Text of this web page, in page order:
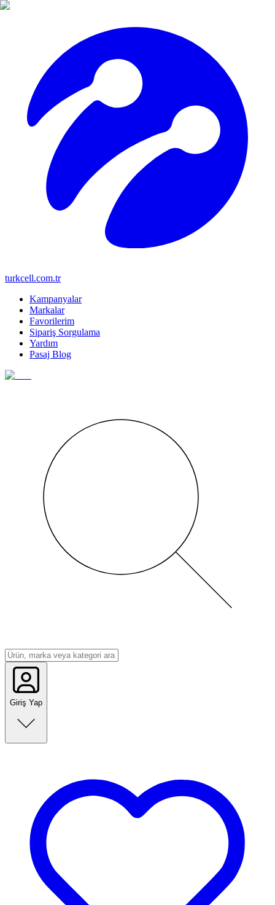
turkcell.com.tr
Kampanyalar
Markalar
Favorilerim
Sipariş Sorgulama
Yardım
Pasaj Blog
Giriş Yap